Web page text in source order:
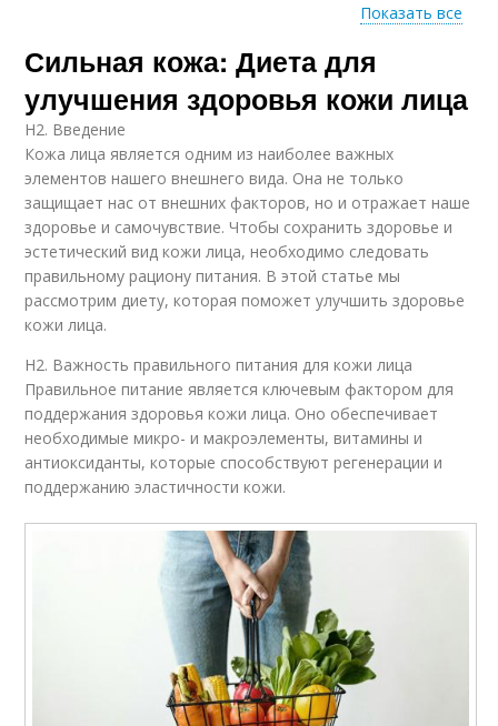
Запрещенные
продукты
Белковые продукты
Зеленые продукты
Показать все
Сильная кожа: Диета для
улучшения здоровья кожи лица
H2. Введение
Кожа лица является одним из наиболее важных
элементов нашего внешнего вида. Она не только
защищает нас от внешних факторов, но и отражает наше
здоровье и самочувствие. Чтобы сохранить здоровье и
эстетический вид кожи лица, необходимо следовать
правильному рациону питания. В этой статье мы
рассмотрим диету, которая поможет улучшить здоровье
кожи лица.
H2. Важность правильного питания для кожи лица
Правильное питание является ключевым фактором для
поддержания здоровья кожи лица. Оно обеспечивает
необходимые микро- и макроэлементы, витамины и
антиоксиданты, которые способствуют регенерации и
поддержанию эластичности кожи.